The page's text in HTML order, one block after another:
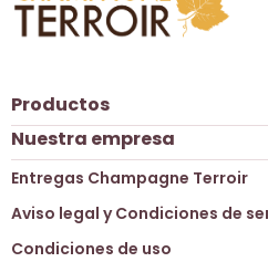
Productos
Nuestra empresa
Entregas Champagne Terroir
Aviso legal y Condiciones de
Condiciones de uso